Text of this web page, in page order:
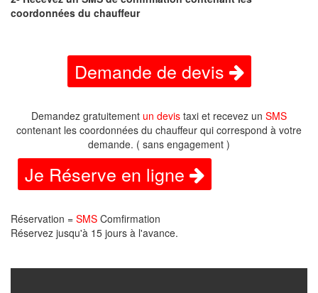
coordonnées du chauffeur
Demande de devis
Demandez gratuitement un devis taxi et recevez un SMS
contenant les coordonnées du chauffeur qui correspond à votre
demande. ( sans engagement )
Je Réserve en ligne
Réservation = SMS Comfirmation
Réservez jusqu'à 15 jours à l'avance.